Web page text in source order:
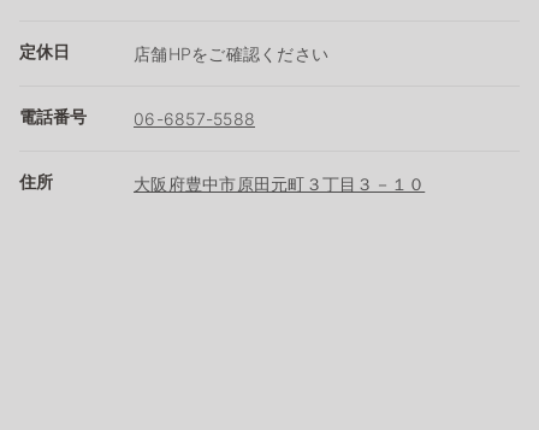
定休日 店舗HPをご確認ください
電話番号 06-6857-5588
住所 大阪府豊中市原田元町３丁目３－１０